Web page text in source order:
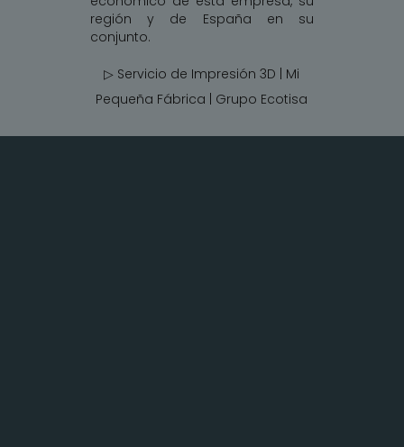
región y de España en su
conjunto.
▷ Servicio de Impresión 3D | Mi
Pequeña Fábrica | Grupo Ecotisa